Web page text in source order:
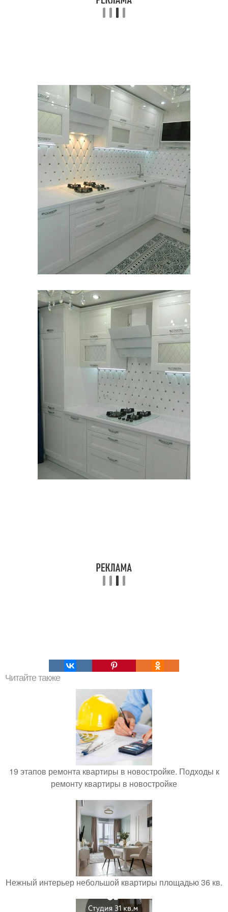
Читайте также
19 этапов ремонта квартиры в новостройке. Подходы к
ремонту квартиры в новостройке
Нежный интерьер небольшой квартиры площадью 36 кв.